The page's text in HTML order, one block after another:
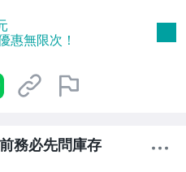
惠無限次！
務必先問庫存